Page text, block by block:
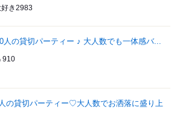
好き2983
人の貸切パーティー ♪ 大人数でも一体感バ...
910
の貸切パーティー♡大人数でお洒落に盛り上